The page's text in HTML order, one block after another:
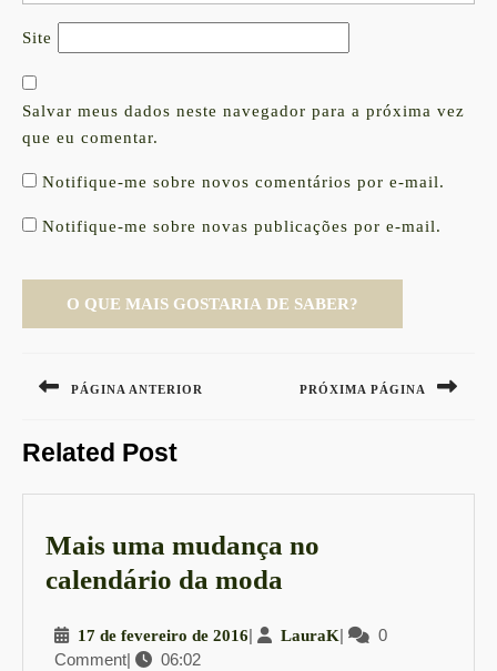
Site
Salvar meus dados neste navegador para a próxima vez
que eu comentar.
Notifique-me sobre novos comentários por e-mail.
Notifique-me sobre novas publicações por e-mail.
de
PÁGINA ANTERIOR
post:
PRÓXIMA PÁGINA
Related Post
Mais uma mudança no
calendário da moda
mudança
17 de fevereiro de 201617
| LauraKLauraK
|
0
Comment| 06:02